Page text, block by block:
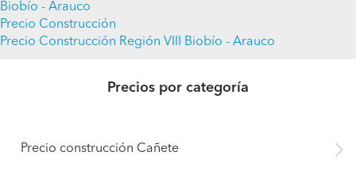
Biobío - Arauco
Precio Construcción
Precio Construcción Región VIII Biobío - Arauco
Precios por categoría
Precio construcción Cañete